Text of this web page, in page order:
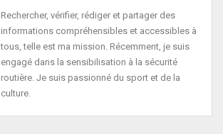
Rechercher, vérifier, rédiger et partager des
informations compréhensibles et accessibles à
tous, telle est ma mission. Récemment, je suis
engagé dans la sensibilisation à la sécurité
routière. Je suis passionné du sport et de la
culture.